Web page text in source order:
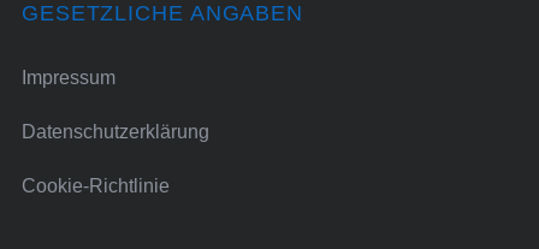
GESETZLICHE ANGABEN
Impressum
Datenschutzerklärung
Cookie-Richtlinie